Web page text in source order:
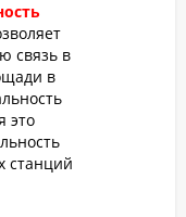
связь в
в
это
станций